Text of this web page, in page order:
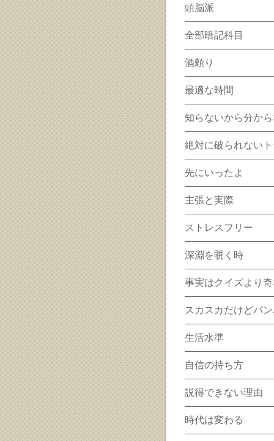
頭脳派
全部暗記科目
酒頼り
最適な時間
知らないから分か
絶対に破られない
先にいったよ
主張と実際
ストレスフリー
深淵を覗く時
事実はクイズより
スカスカだけどパ
生活水準
自信の持ち方
説得できない理由
時代は変わる